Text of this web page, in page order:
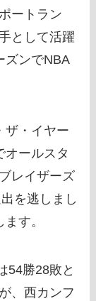
ートラン
として活躍
ズンでNBA
ザ・イヤー
オールスタ
レイザーズ
を逃しまし
す。
54勝28敗と
、西カンフ